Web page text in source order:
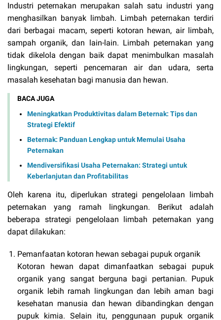
Industri peternakan merupakan salah satu industri yang
menghasilkan banyak limbah. Limbah peternakan terdiri
dari berbagai macam, seperti kotoran hewan, air limbah,
sampah organik, dan lain-lain. Limbah peternakan yang
tidak dikelola dengan baik dapat menimbulkan masalah
lingkungan, seperti pencemaran air dan udara, serta
masalah kesehatan bagi manusia dan hewan.
BACA JUGA
Meningkatkan Produktivitas dalam Beternak: Tips dan
Strategi Efektif
Beternak: Panduan Lengkap untuk Memulai Usaha
Peternakan
Mendiversifikasi Usaha Peternakan: Strategi untuk
Keberlanjutan dan Profitabilitas
Oleh karena itu, diperlukan strategi pengelolaan limbah
peternakan yang ramah lingkungan. Berikut adalah
beberapa strategi pengelolaan limbah peternakan yang
dapat dilakukan:
Pemanfaatan kotoran hewan sebagai pupuk organik
Kotoran hewan dapat dimanfaatkan sebagai pupuk
organik yang sangat berguna bagi pertanian. Pupuk
organik lebih ramah lingkungan dan lebih aman bagi
kesehatan manusia dan hewan dibandingkan dengan
pupuk kimia. Selain itu, penggunaan pupuk organik